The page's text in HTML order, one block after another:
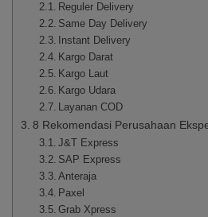
Reguler Delivery
Same Day Delivery
Instant Delivery
Kargo Darat
Kargo Laut
Kargo Udara
Layanan COD
8 Rekomendasi Perusahaan
J&T Express
SAP Express
Anteraja
Paxel
Grab Xpress